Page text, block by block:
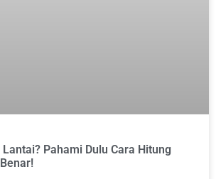
Pahami Dulu Cara Hitung